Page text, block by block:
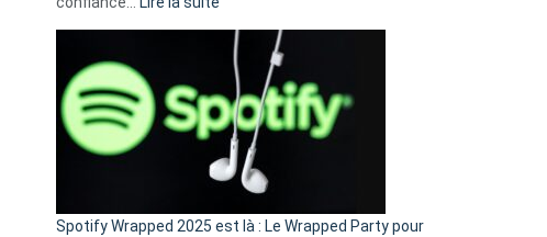
l’excuse
je
n’ai
pas
de
cash
»
Spotify Wrapped 2025 est là : Le Wrapped Party pour